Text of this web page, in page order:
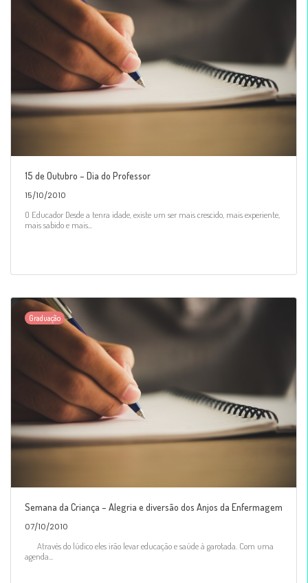
15 de Outubro – Dia do Professor
15/10/2010
O Educador Desde a tenra idade, existe um ser mais crescido, mais experiente,
mais sabido e mais...
Graduação
Semana da Criança – Alegria e diversão dos Anjos da Enfermagem
07/10/2010
Através do lúdico eles irão levar educação e saúde à garotada. Com uma
agenda...